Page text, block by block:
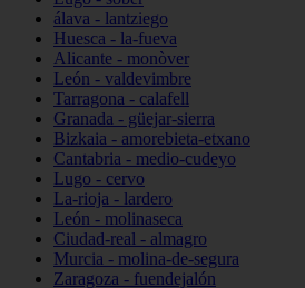
álava - lantziego
Huesca - la-fueva
Alicante - monòver
León - valdevimbre
Tarragona - calafell
Granada - güejar-sierra
Bizkaia - amorebieta-etxano
Cantabria - medio-cudeyo
Lugo - cervo
La-rioja - lardero
León - molinaseca
Ciudad-real - almagro
Murcia - molina-de-segura
Zaragoza - fuendejalón